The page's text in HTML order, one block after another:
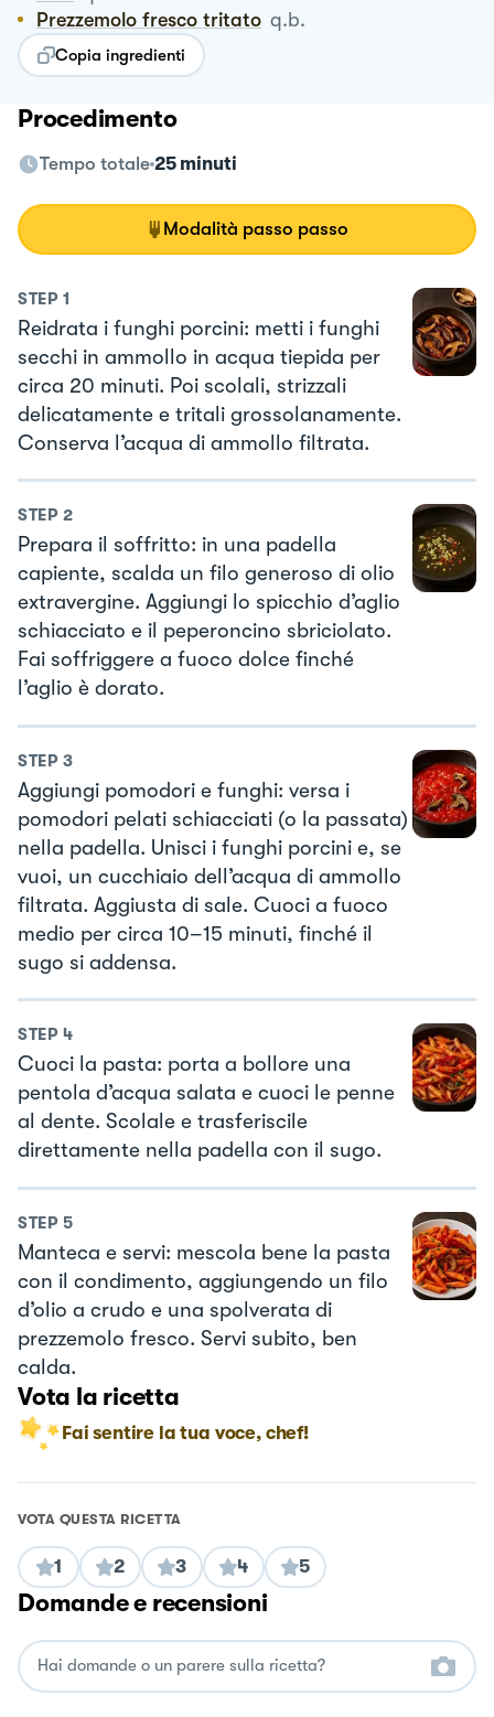
Prezzemolo fresco tritato q.b.
Copia ingredienti
Procedimento
Tempo totale 25 minuti
Modalità passo passo
STEP 1
Reidrata i funghi porcini: metti i funghi
secchi in ammollo in acqua tiepida per
circa 20 minuti. Poi scolali, strizzali
delicatamente e tritali grossolanamente.
Conserva l’acqua di ammollo filtrata.
STEP 2
Prepara il soffritto: in una padella
capiente, scalda un filo generoso di olio
extravergine. Aggiungi lo spicchio d’aglio
schiacciato e il peperoncino sbriciolato.
Fai soffriggere a fuoco dolce finché
l’aglio è dorato.
STEP 3
Aggiungi pomodori e funghi: versa i
pomodori pelati schiacciati (o la passata)
nella padella. Unisci i funghi porcini e, se
vuoi, un cucchiaio dell’acqua di ammollo
filtrata. Aggiusta di sale. Cuoci a fuoco
medio per circa 10–15 minuti, finché il
sugo si addensa.
STEP 4
Cuoci la pasta: porta a bollore una
pentola d’acqua salata e cuoci le penne
al dente. Scolale e trasferiscile
direttamente nella padella con il sugo.
STEP 5
Manteca e servi: mescola bene la pasta
con il condimento, aggiungendo un filo
d’olio a crudo e una spolverata di
prezzemolo fresco. Servi subito, ben
calda.
Vota la ricetta
Fai sentire la tua voce, chef!
VOTA QUESTA RICETTA
1 2 3 4 5
Domande e recensioni